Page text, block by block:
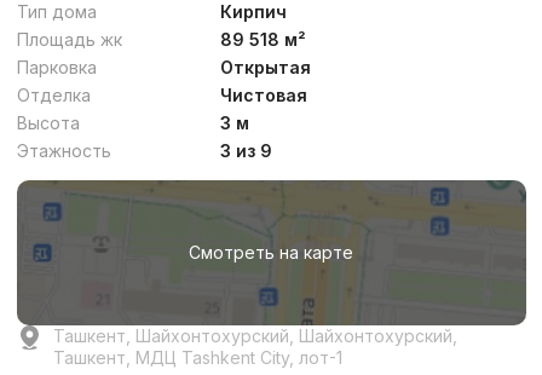
Тип дома
Кирпич
Площадь жк
89 518 м²
Парковка
Открытая
Отделка
Чистовая
Высота
3 м
Этажность
3 из 9
Смотреть на карте
Ташкент, Шайхонтохурский, Шайхонтохурский,
Ташкент, МДЦ Tashkent City, лот-1